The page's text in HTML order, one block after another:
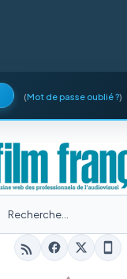
(Mot de passe oublié ?)